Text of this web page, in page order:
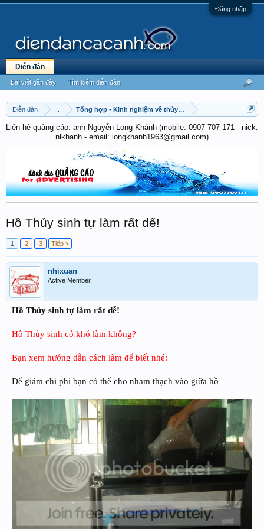
Đăng nhập
Diễn đàn Tổng hợp - Kinh nghiệm về thủy sinh
Liên hệ quảng cáo: anh Nguyễn Long Khánh (mobile: 0907 707 171 - nick:
nlkhanh - email: longkhanh1963@gmail.com)
Hồ Thủy sinh tự làm rất dế!
1 2 3 Tiếp >
nhixuan
Active Member
Hồ Thủy sinh tự làm rất dễ!
Hồ Thủy sinh có khó làm không?
Bạn xem hướng dẫn cách làm để biết nhé:
Để giảm chi phí bạn có thể cho nham thạch vào giữa hồ
Diễn đàn
Bài viết gần đây Tìm kiếm diễn đàn